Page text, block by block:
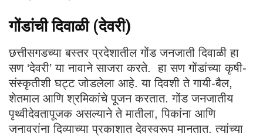
गोंडांची दिवाळी (देवरी)
छत्तीसगडच्या बस्तर प्रदेशातील गोंड जनजाती दिवाळी हा
सण ‘देवरी’ या नावाने साजरा करते. हा सण गोंडांच्या कृषी-
संस्कृतीशी घट्ट जोडलेला आहे. या दिवशी ते गायी-बैल,
शेतमाल आणि श्रमिकांचे पूजन करतात. गोंड जनजातीय
पृथ्वीदेवतापूजक असल्याने ते मातीला, पिकांना आणि
जनावरांना दिव्याच्या प्रकाशात देवस्वरूप मानतात. त्यांच्या